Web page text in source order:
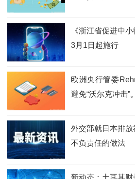
《浙江省促进中
3月1日起施行
欧洲央行管委
避免“沃尔克冲击”。
外交部就日本排
不负责任的做法